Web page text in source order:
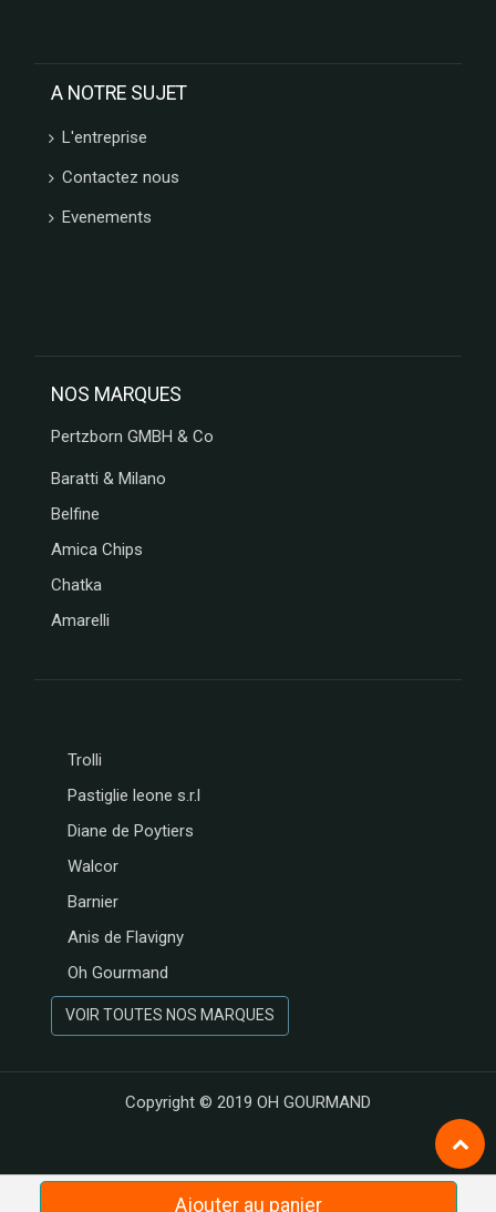
Ajouter au panier
A NOTRE SUJET
L'entreprise
Contactez nous
Evenements
NOS MARQUES
Pertzborn GMBH & Co
Baratti & Milano
Belfine
Amica Chips
Chatka
Amarelli
Trolli
Pastiglie leone s.r.l
Diane de Poytiers
Walcor
Barnier
Anis de Flavigny
Oh Gourmand
VOIR TOUTES NOS MARQUES
Copyright © 2019 OH GOURMAND